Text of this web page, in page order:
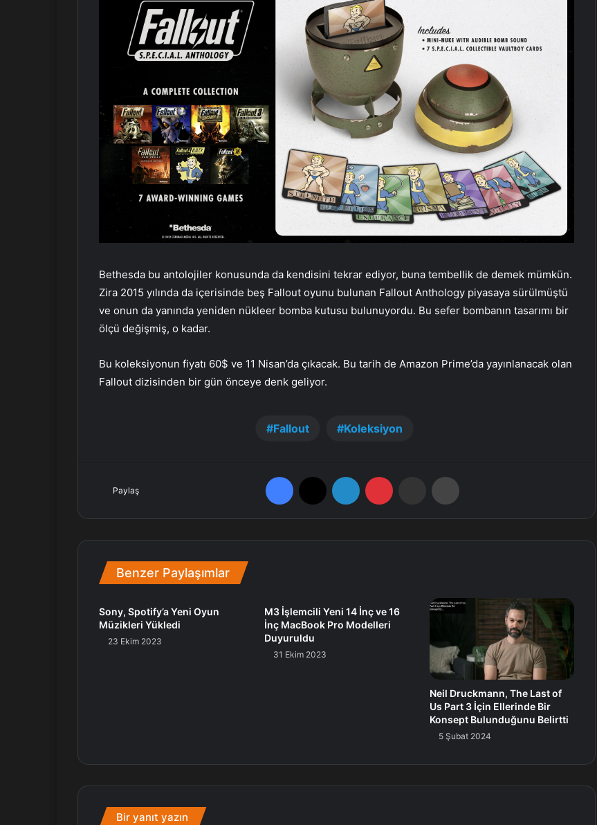
Bethesda bu antolojiler konusunda da kendisini tekrar ediyor, buna tembellik de demek mümkün.
Zira 2015 yılında da içerisinde beş Fallout oyunu bulunan Fallout Anthology piyasaya sürülmüştü
ve onun da yanında yeniden nükleer bomba kutusu bulunuyordu. Bu sefer bombanın tasarımı bir
ölçü değişmiş, o kadar.
Bu koleksiyonun fiyatı 60$ ve 11 Nisan’da çıkacak. Bu tarih de Amazon Prime’da yayınlanacak olan
Fallout dizisinden bir gün önceye denk geliyor.
Fallout Koleksiyon
Paylaş
Benzer Paylaşımlar
Sony, Spotify’a Yeni Oyun
Müzikleri Yükledi
23 Ekim 2023
M3 İşlemcili Yeni 14 İnç ve 16
İnç MacBook Pro Modelleri
Duyuruldu
31 Ekim 2023
Neil Druckmann, The Last of
Us Part 3 İçin Ellerinde Bir
Konsept Bulunduğunu Belirtti
5 Şubat 2024
Bir yanıt yazın